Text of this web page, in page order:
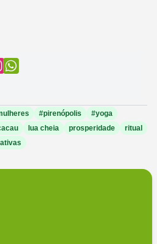
#pirenópolis
#yoga
lua cheia prosperidade
ritual